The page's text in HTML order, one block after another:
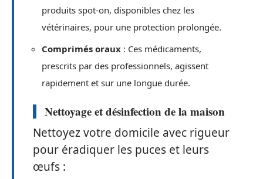
produits spot-on, disponibles chez les
vétérinaires, pour une protection prolongée.
Comprimés oraux : Ces médicaments,
prescrits par des professionnels, agissent
rapidement et sur une longue durée.
Nettoyage et désinfection de la maison
Nettoyez votre domicile avec rigueur
pour éradiquer les puces et leurs
œufs :